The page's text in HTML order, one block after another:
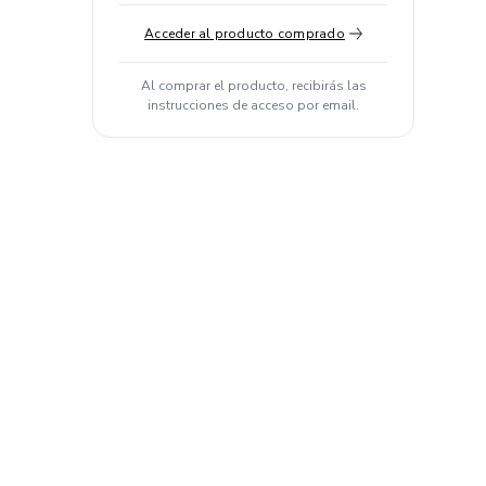
Acceder al producto comprado
Al comprar el producto, recibirás las
instrucciones de acceso por email.